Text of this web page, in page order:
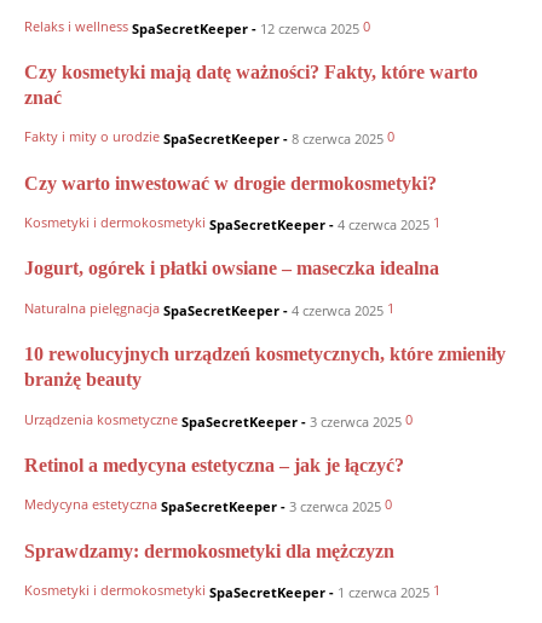
Relaks i wellness SpaSecretKeeper - 12 czerwca 2025 0
Czy kosmetyki mają datę ważności? Fakty, które warto
znać
Fakty i mity o urodzie SpaSecretKeeper - 8 czerwca 2025 0
Czy warto inwestować w drogie dermokosmetyki?
Kosmetyki i dermokosmetyki SpaSecretKeeper - 4 czerwca 2025 1
Jogurt, ogórek i płatki owsiane – maseczka idealna
Naturalna pielęgnacja SpaSecretKeeper - 4 czerwca 2025 1
10 rewolucyjnych urządzeń kosmetycznych, które zmieniły
branżę beauty
Urządzenia kosmetyczne SpaSecretKeeper - 3 czerwca 2025 0
Retinol a medycyna estetyczna – jak je łączyć?
Medycyna estetyczna SpaSecretKeeper - 3 czerwca 2025 0
Sprawdzamy: dermokosmetyki dla mężczyzn
Kosmetyki i dermokosmetyki SpaSecretKeeper - 1 czerwca 2025 1